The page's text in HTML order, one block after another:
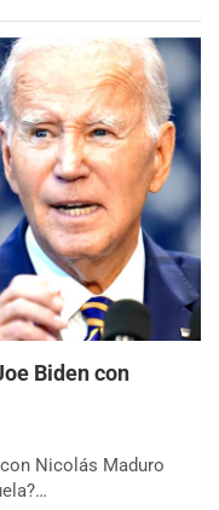
Biden con
Nicolás Maduro